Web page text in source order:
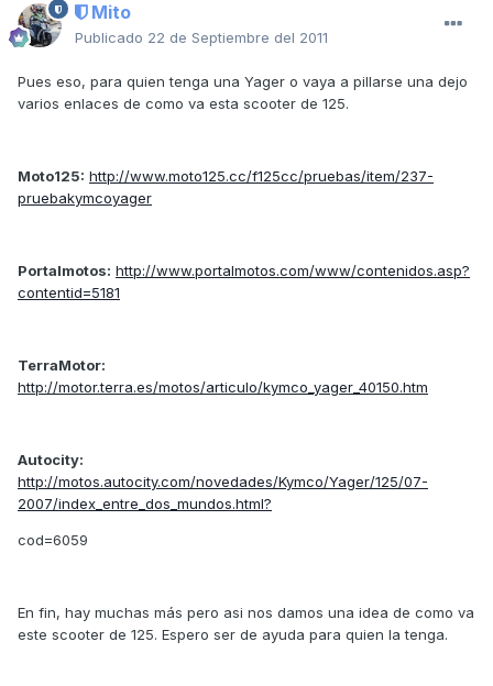
Mito
Publicado 22 de Septiembre del 2011
Pues eso, para quien tenga una Yager o vaya a pillarse una dejo
varios enlaces de como va esta scooter de 125.
Moto125: http://www.moto125.cc/f125cc/pruebas/item/237-
pruebakymcoyager
Portalmotos: http://www.portalmotos.com/www/contenidos.asp?
contentid=5181
TerraMotor:
http://motor.terra.es/motos/articulo/kymco_yager_40150.htm
Autocity:
http://motos.autocity.com/novedades/Kymco/Yager/125/07-
2007/index_entre_dos_mundos.html?
cod=6059
En fin, hay muchas más pero asi nos damos una idea de como va
este scooter de 125. Espero ser de ayuda para quien la tenga.